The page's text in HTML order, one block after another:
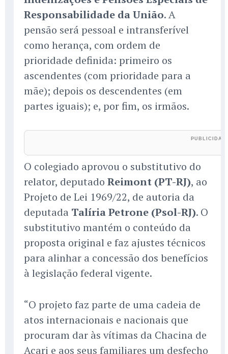
Responsabilidade da União. A
pensão será pessoal e intransferível
como herança, com ordem de
prioridade definida: primeiro os
ascendentes (com prioridade para a
mãe); depois os descendentes (em
partes iguais); e, por fim, os irmãos.
O colegiado aprovou o substitutivo do
relator, deputado Reimont (PT-RJ), ao
Projeto de Lei 1969/22, de autoria da
deputada Talíria Petrone (Psol-RJ). O
substitutivo mantém o conteúdo da
proposta original e faz ajustes técnicos
para alinhar a concessão dos benefícios
à legislação federal vigente.
“O projeto faz parte de uma cadeia de
atos internacionais e nacionais que
procuram dar às vítimas da Chacina de
Acari e aos seus familiares um desfecho